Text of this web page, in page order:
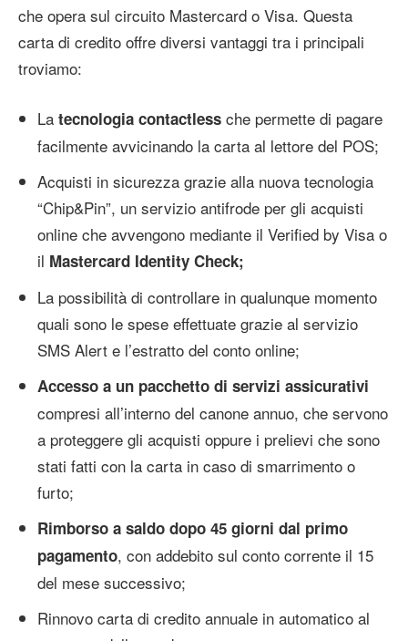
che opera sul circuito Mastercard o Visa. Questa
carta di credito offre diversi vantaggi tra i principali
troviamo:
La tecnologia contactless che permette di pagare
facilmente avvicinando la carta al lettore del POS;
Acquisti in sicurezza grazie alla nuova tecnologia
“Chip&Pin”, un servizio antifrode per gli acquisti
online che avvengono mediante il Verified by Visa o
il Mastercard Identity Check;
La possibilità di controllare in qualunque momento
quali sono le spese effettuate grazie al servizio
SMS Alert e l’estratto del conto online;
Accesso a un pacchetto di servizi assicurativi
compresi all’interno del canone annuo, che servono
a proteggere gli acquisti oppure i prelievi che sono
stati fatti con la carta in caso di smarrimento o
furto;
Rimborso a saldo dopo 45 giorni dal primo
pagamento, con addebito sul conto corrente il 15
del mese successivo;
Rinnovo carta di credito annuale in automatico al